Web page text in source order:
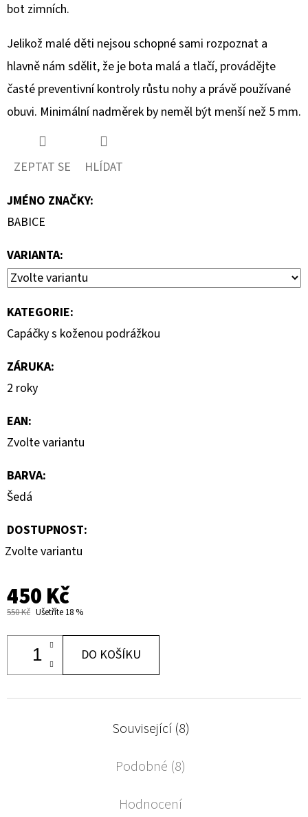
bot zimních.
Jelikož malé děti nejsou schopné sami rozpoznat a
hlavně nám sdělit, že je bota malá a tlačí, provádějte
časté preventivní kontroly růstu nohy a právě používané
obuvi. Minimální nadměrek by neměl být menší než 5 mm.
ZEPTAT SE
HLÍDAT
JMÉNO ZNAČKY:
BABICE
VARIANTA:
KATEGORIE:
Capáčky s koženou podrážkou
ZÁRUKA:
2 roky
EAN:
Zvolte variantu
BARVA:
Šedá
DOSTUPNOST:
Zvolte variantu
450 Kč
550 Kč Ušetříte 18 %
DO KOŠÍKU
Související (8)
Podobné (8)
Hodnocení